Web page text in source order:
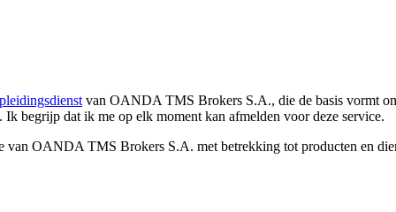
van OANDA TMS Brokers S.A., die de basis vormt
Ik begrijp dat ik me op elk moment kan afmelden voor deze service.
OANDA TMS Brokers S.A. met betrekking tot producten en